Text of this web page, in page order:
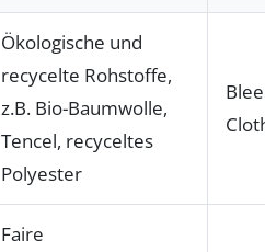
Ökologische und
recycelte Rohstoffe,
z.B. Bio-Baumwolle,
Tencel, recyceltes
Polyester
Faire